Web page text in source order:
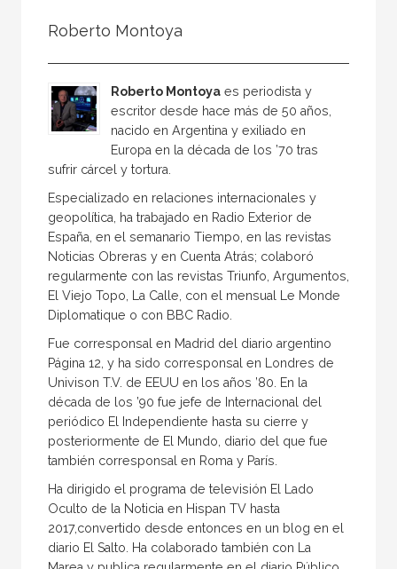
Coordinador
Editora
Escritor
Escritora
Ilustrador
Prologuista
Traductor
Traductora
Roberto Montoya
Roberto Montoya es periodista y
escritor desde hace más de 50 años,
nacido en Argentina y exiliado en
Europa en la década de los ’70 tras
sufrir cárcel y tortura.
Especializado en relaciones internacionales y
geopolítica, ha trabajado en Radio Exterior de
España, en el semanario Tiempo, en las revistas
Noticias Obreras y en Cuenta Atrás; colaboró
regularmente con las revistas Triunfo, Argumentos,
El Viejo Topo, La Calle, con el mensual Le Monde
Diplomatique o con BBC Radio.
Fue corresponsal en Madrid del diario argentino
Página 12, y ha sido corresponsal en Londres de
Univison T.V. de EEUU en los años ’80. En la
década de los ’90 fue jefe de Internacional del
periódico El Independiente hasta su cierre y
posteriormente de El Mundo, diario del que fue
también corresponsal en Roma y París.
Ha dirigido el programa de televisión El Lado
Oculto de la Noticia en Hispan TV hasta
2017,convertido desde entonces en un blog en el
diario El Salto. Ha colaborado también con La